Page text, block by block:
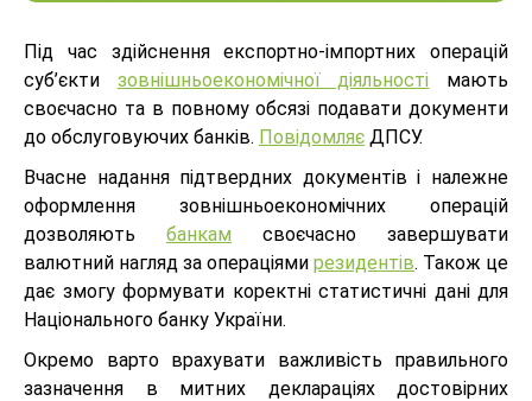
Під час здійснення експортно-імпортних операцій
суб’єкти зовнішньоекономічної діяльності мають
своєчасно та в повному обсязі подавати документи
до обслуговуючих банків. Повідомляє ДПСУ.
Вчасне надання підтвердних документів і належне
оформлення зовнішньоекономічних операцій
дозволяють банкам своєчасно завершувати
валютний нагляд за операціями резидентів. Також це
дає змогу формувати коректні статистичні дані для
Національного банку України.
Окремо варто врахувати важливість правильного
зазначення в митних деклараціях достовірних